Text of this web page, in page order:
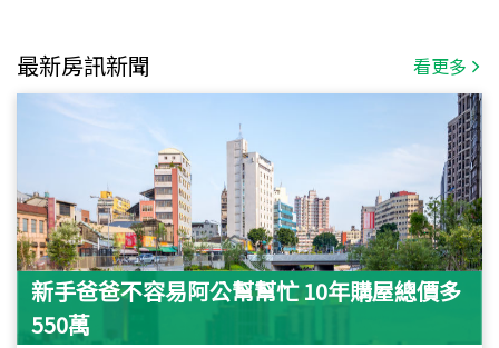
最新房訊新聞 看更多
新手爸爸不容易阿公幫幫忙 10年購屋總價多
550萬